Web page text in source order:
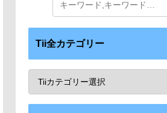
Tii全カテゴリー